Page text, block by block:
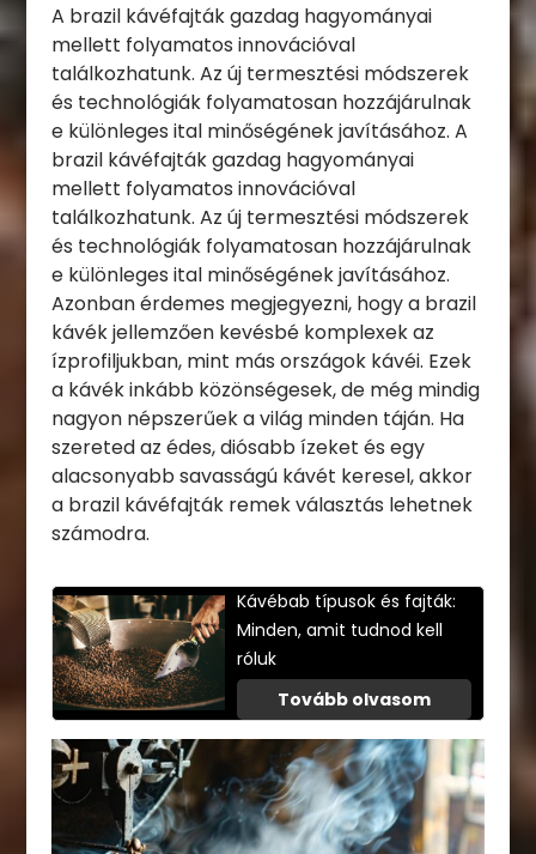
A brazil kávéfajták gazdag hagyományai
mellett folyamatos innovációval
találkozhatunk. Az új termesztési módszerek
és technológiák folyamatosan hozzájárulnak
e különleges ital minőségének javításához. A
brazil kávéfajták gazdag hagyományai
mellett folyamatos innovációval
találkozhatunk. Az új termesztési módszerek
és technológiák folyamatosan hozzájárulnak
e különleges ital minőségének javításához.
Azonban érdemes megjegyezni, hogy a brazil
kávék jellemzően kevésbé komplexek az
ízprofiljukban, mint más országok kávéi. Ezek
a kávék inkább közönségesek, de még mindig
nagyon népszerűek a világ minden táján. Ha
szereted az édes, diósabb ízeket és egy
alacsonyabb savasságú kávét keresel, akkor
a brazil kávéfajták remek választás lehetnek
számodra.
Kávébab típusok és fajták:
Minden, amit tudnod kell
róluk
Tovább olvasom